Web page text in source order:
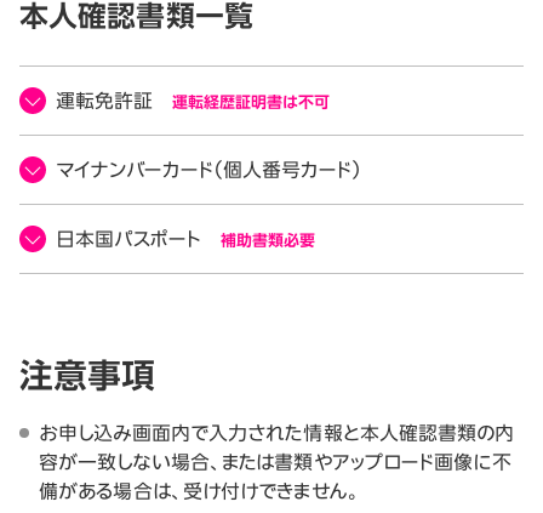
本人確認書類一覧
運転免許証 運転経歴証明書は不可
マイナンバーカード（個人番号カード）
日本国パスポート 補助書類必要
注意事項
お申し込み画面内で入力された情報と本人確認書類の内
容が一致しない場合、または書類やアップロード画像に不
備がある場合は、受け付けできません。